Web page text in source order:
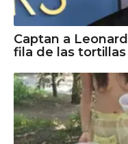
Captan a
fila de las tortillas